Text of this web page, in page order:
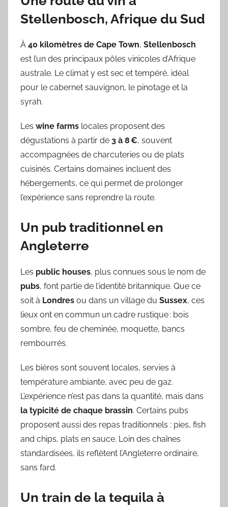
Stellenbosch, Afrique du Sud
À 40 kilomètres de Cape Town, Stellenbosch
est l’un des principaux pôles vinicoles d’Afrique
australe. Le climat y est sec et tempéré, idéal
pour le cabernet sauvignon, le pinotage et la
syrah.
Les wine farms locales proposent des
dégustations à partir de 3 à 8 €, souvent
accompagnées de charcuteries ou de plats
cuisinés. Certains domaines incluent des
hébergements, ce qui permet de prolonger
l’expérience sans reprendre la route.
Un pub traditionnel en
Angleterre
Les public houses, plus connues sous le nom de
pubs, font partie de l’identité britannique. Que ce
soit à Londres ou dans un village du Sussex, ces
lieux ont en commun un cadre rustique : bois
sombre, feu de cheminée, moquette, bancs
rembourrés.
Les bières sont souvent locales, servies à
température ambiante, avec peu de gaz.
L’expérience n’est pas dans la quantité, mais dans
la typicité de chaque brassin. Certains pubs
proposent aussi des repas traditionnels : pies, fish
and chips, plats en sauce. Loin des chaînes
standardisées, ils reflètent l’Angleterre ordinaire,
sans fard.
Un train de la tequila à